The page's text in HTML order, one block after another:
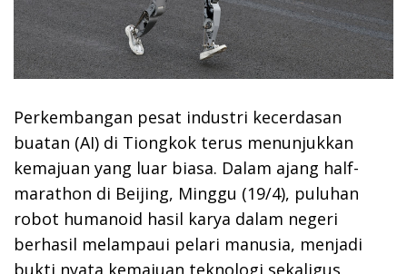
Perkembangan pesat industri kecerdasan
buatan (AI) di Tiongkok terus menunjukkan
kemajuan yang luar biasa. Dalam ajang half-
marathon di Beijing, Minggu (19/4), puluhan
robot humanoid hasil karya dalam negeri
berhasil melampaui pelari manusia, menjadi